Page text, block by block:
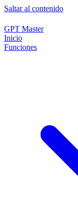
Saltar al contenido
GPT Master
Inicio
Funciones